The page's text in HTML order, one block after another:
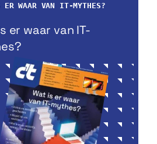
WAAR VAN IT-MYTHES?
er waar van IT-